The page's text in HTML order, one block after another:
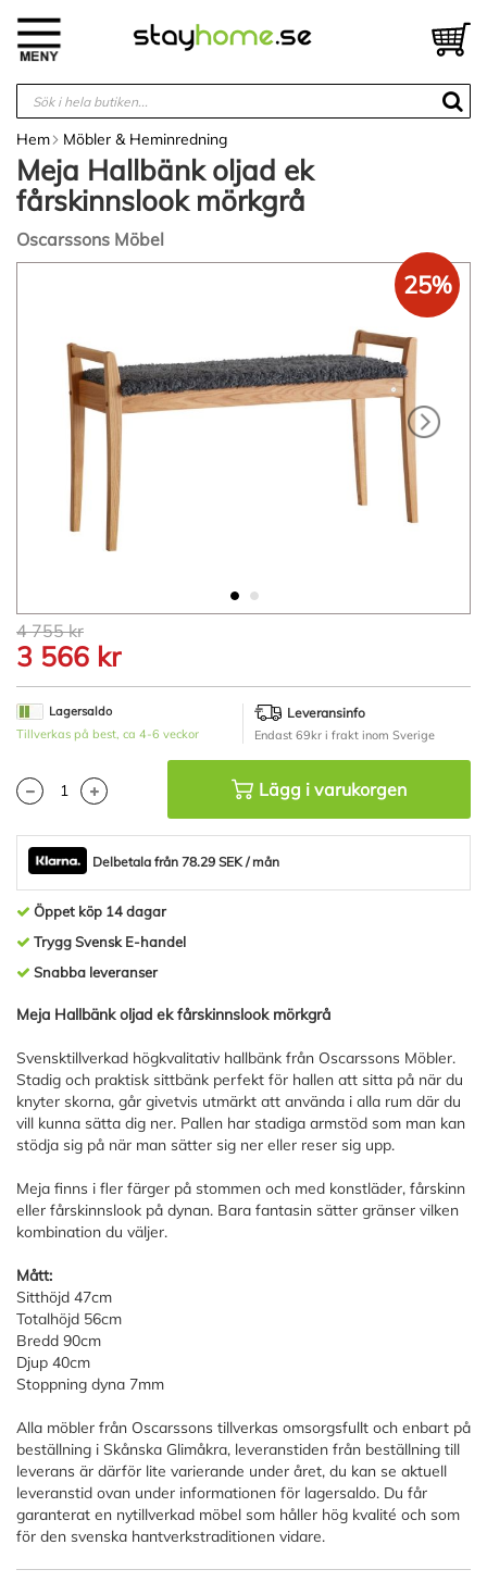
innehållet
Hem Möbler & Heminredning
Meja Hallbänk oljad ek
fårskinnslook mörkgrå
Oscarssons Möbel
bildgalleriet
Hoppa
till
början
av
bildgalleriet
25%
4 755 kr
3 566 kr
Lagersaldo
Tillverkas på best, ca 4-6 veckor
Leveransinfo
Endast 69kr i frakt inom Sverige
Lägg i varukorgen
Delbetala från 78.29 SEK / mån
Öppet köp 14 dagar
Trygg Svensk E-handel
Snabba leveranser
Meja Hallbänk oljad ek fårskinnslook mörkgrå
Svensktillverkad högkvalitativ hallbänk från Oscarssons Möbler.
Stadig och praktisk sittbänk perfekt för hallen att sitta på när du
knyter skorna, går givetvis utmärkt att använda i alla rum där du
vill kunna sätta dig ner. Pallen har stadiga armstöd som man kan
stödja sig på när man sätter sig ner eller reser sig upp.
Meja finns i fler färger på stommen och med konstläder, fårskinn
eller fårskinnslook på dynan. Bara fantasin sätter gränser vilken
kombination du väljer.
Mått:
Sitthöjd 47cm
Totalhöjd 56cm
Bredd 90cm
Djup 40cm
Stoppning dyna 7mm
Alla möbler från Oscarssons tillverkas omsorgsfullt och enbart på
beställning i Skånska Glimåkra, leveranstiden från beställning till
leverans är därför lite varierande under året, du kan se aktuell
leveranstid ovan under informationen för lagersaldo. Du får
garanterat en nytillverkad möbel som håller hög kvalité och som
för den svenska hantverkstraditionen vidare.